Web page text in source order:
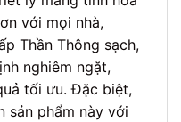
với mọi nhà,
Thần Thông sạch,
nghiêm ngặt,
tối ưu. Đặc biệt,
sản phẩm này với